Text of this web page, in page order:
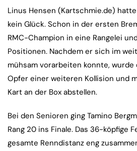
Linus Hensen (Kartschmie.de)
kein Glück. Schon in der ersten
RMC-Champion in eine Rangelei
Positionen. Nachdem er sich im
mühsam vorarbeiten konnte, wurde
Opfer einer weiteren Kollision und
Kart an der Box abstellen.
Bei den Senioren ging Tamino
Rang 20 ins Finale. Das 36-köpfige
gesamte Renndistanz eng